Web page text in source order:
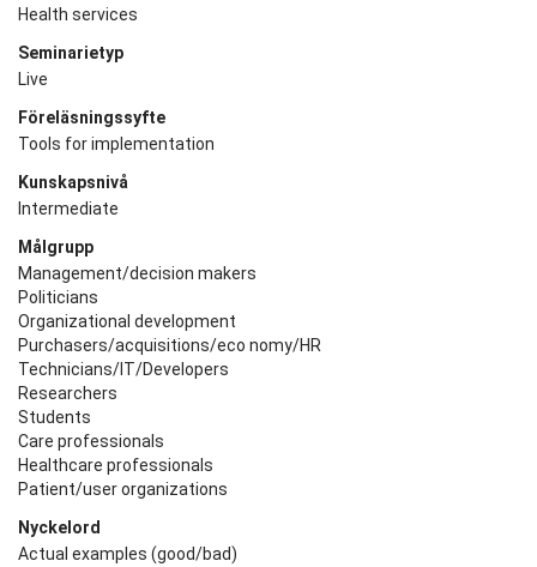
Health services
Seminarietyp
Live
Föreläsningssyfte
Tools for implementation
Kunskapsnivå
Intermediate
Målgrupp
Management/decision makers
Politicians
Organizational development
Purchasers/acquisitions/eco nomy/HR
Technicians/IT/Developers
Researchers
Students
Care professionals
Healthcare professionals
Patient/user organizations
Nyckelord
Actual examples (good/bad)